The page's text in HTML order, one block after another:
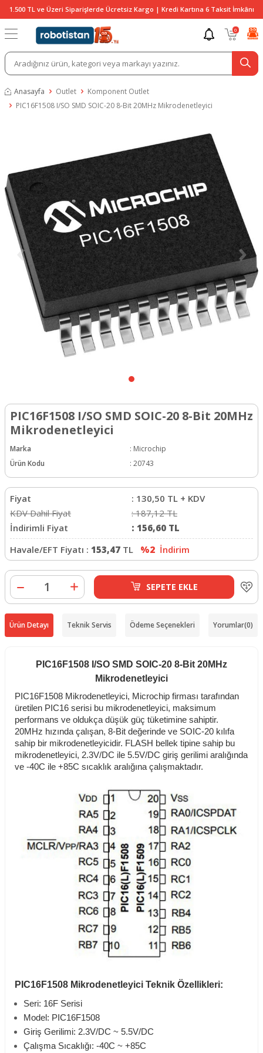
1.500 TL ve Üzeri Siparişlerde Ücretsiz Kargo | Kredi Kartına 6 Taksit İmkânı
0
Anasayfa Outlet
Komponent Outlet
PIC16F1508 I/SO SMD SOIC-20 8-Bit 20MHz Mikrodenetleyici
PIC16F1508 I/SO SMD SOIC-20 8-Bit 20MHz
Mikrodenetleyici
Marka : Microchip
Ürün Kodu
: 20743
Fiyat : 130,50 TL + KDV
KDV Dahil Fiyat
:187,12TL
İndirimli Fiyat
: 156,60 TL
Havale/EFT Fiyatı : 153,47 TL %2 İndirim
SEPETE EKLE
Ürün Detayı Teknik Servis Ödeme Seçenekleri Yorumlar(0)
PIC16F1508 I/SO SMD SOIC-20 8-Bit 20MHz
Mikrodenetleyici
PIC16F1508 Mikrodenetleyici, Microchip firması tarafından
üretilen PIC16 serisi bu mikrodenetleyici, maksimum
performans ve oldukça düşük güç tüketimine sahiptir.
20MHz hızında çalışan, 8-Bit değerinde ve SOIC-20 kılıfa
sahip bir mikrodenetleyicidir. FLASH bellek tipine sahip bu
mikrodenetleyici, 2.3V/DC ile 5.5V/DC giriş gerilimi aralığında
ve -40C ile +85C sıcaklık aralığına çalışmaktadır.
PIC16F1508 Mikrodenetleyici Teknik Özellikleri:
Seri: 16F Serisi
Model: PIC16F1508
Giriş Gerilimi: 2.3V/DC ~ 5.5V/DC
Çalışma Sıcaklığı: -40C ~ +85C